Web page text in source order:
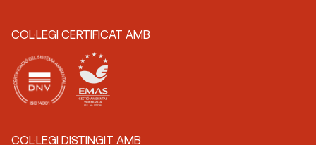
COL·LEGI CERTIFICAT AMB
COL·LEGI DISTINGIT AMB